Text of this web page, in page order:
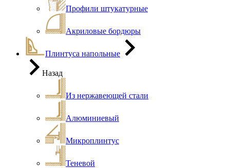
Профили штукатурные
Акриловые бордюры
Плинтуса напольные
Назад
Из нержавеющей стали
Алюминиевый
Микроплинтус
Теневой